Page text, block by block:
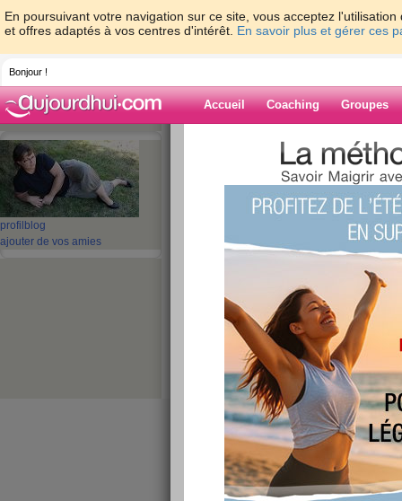
En poursuivant votre navigation sur ce site, vous acceptez
et offres adaptés à vos centres d'intérêt. En savoir plus et gérer ces
Bonjour !
Accueil Coaching Groupes
profil blog
ajouter de vos amies
>
Blog de tatilene
Suiv. ›
Quizz: 10
Jackson
publié le 27/09/2009 à 00:20
j'ai fait 8/10
10
Michael